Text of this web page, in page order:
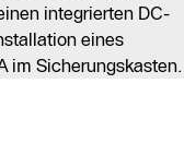
integrierten DC-
eines
im Sicherungskasten.